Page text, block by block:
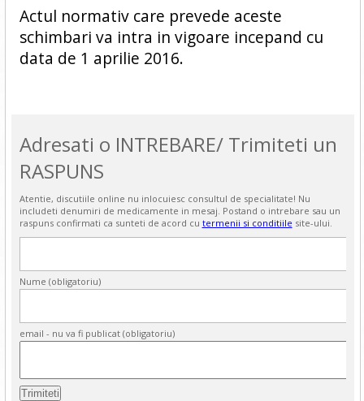
Actul normativ care prevede aceste
schimbari va intra in vigoare incepand cu
data de 1 aprilie 2016.
Adresati o INTREBARE/ Trimiteti un
RASPUNS
Atentie, discutiile online nu inlocuiesc consultul de specialitate! Nu
includeti denumiri de medicamente in mesaj. Postand o intrebare sau un
raspuns confirmati ca sunteti de acord cu termenii si conditiile site-ului.
Nume (obligatoriu)
email - nu va fi publicat (obligatoriu)